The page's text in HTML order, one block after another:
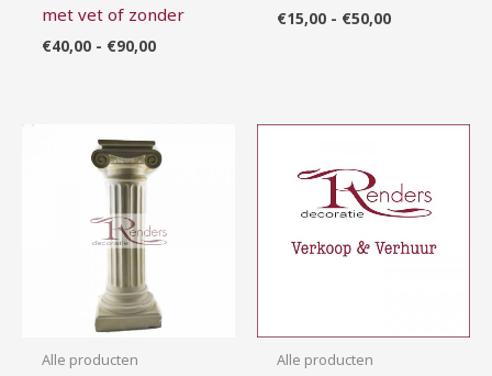
met vet of zonder
€40,00 - €90,00
€15,00 - €50,00
Alle producten
€20,00
tot
Alle producten